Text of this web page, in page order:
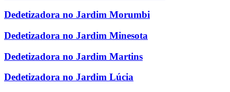
Dedetizadora no Jardim Morumbi
Dedetizadora no Jardim Minesota
Dedetizadora no Jardim Martins
Dedetizadora no Jardim Lúcia